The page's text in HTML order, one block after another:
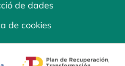
de dades
de cookies
new tab opens in a new